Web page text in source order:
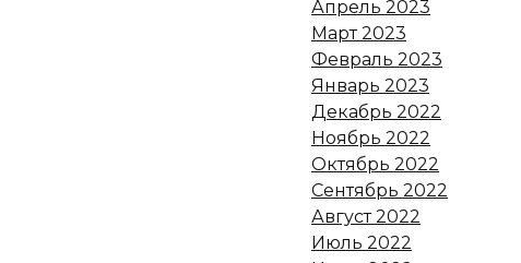
Апрель 2023
Март 2023
Февраль 2023
Январь 2023
Декабрь 2022
Ноябрь 2022
Октябрь 2022
Сентябрь 2022
Август 2022
Июль 2022